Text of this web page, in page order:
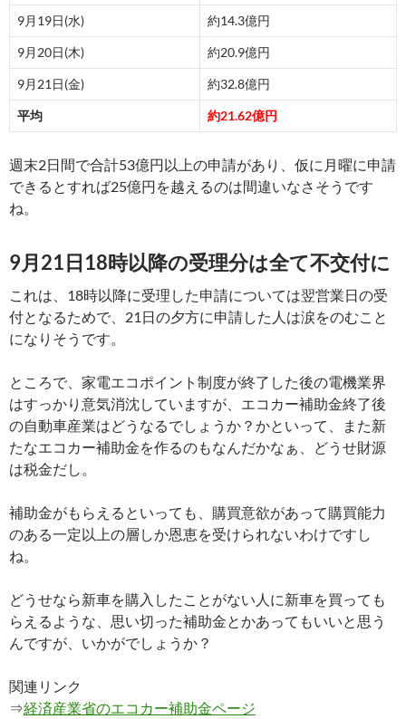
9月19日(水) 約14.3億円
9月20日(木) 約20.9億円
9月21日(金) 約32.8億円
平均 約21.62億円
週末2日間で合計53億円以上の申請があり、仮に月曜に申請
できるとすれば25億円を越えるのは間違いなさそうです
ね。
9月21日18時以降の受理分は全て不交付に
これは、18時以降に受理した申請については翌営業日の受
付となるためで、21日の夕方に申請した人は涙をのむこと
になりそうです。
ところで、家電エコポイント制度が終了した後の電機業界
はすっかり意気消沈していますが、エコカー補助金終了後
の自動車産業はどうなるでしょうか？かといって、また新
たなエコカー補助金を作るのもなんだかなぁ、どうせ財源
は税金だし。
補助金がもらえるといっても、購買意欲があって購買能力
のある一定以上の層しか恩恵を受けられないわけですし
ね。
どうせなら新車を購入したことがない人に新車を買っても
らえるような、思い切った補助金とかあってもいいと思う
んですが、いかがでしょうか？
関連リンク
⇒経済産業省のエコカー補助金ページ